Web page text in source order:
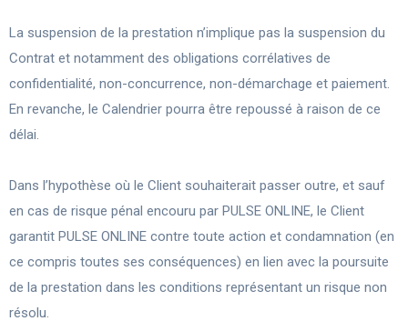
La suspension de la prestation n’implique pas la suspension du
Contrat et notamment des obligations corrélatives de
confidentialité, non-concurrence, non-démarchage et paiement.
En revanche, le Calendrier pourra être repoussé à raison de ce
délai.
Dans l’hypothèse où le Client souhaiterait passer outre, et sauf
en cas de risque pénal encouru par PULSE ONLINE, le Client
garantit PULSE ONLINE contre toute action et condamnation (en
ce compris toutes ses conséquences) en lien avec la poursuite
de la prestation dans les conditions représentant un risque non
résolu.